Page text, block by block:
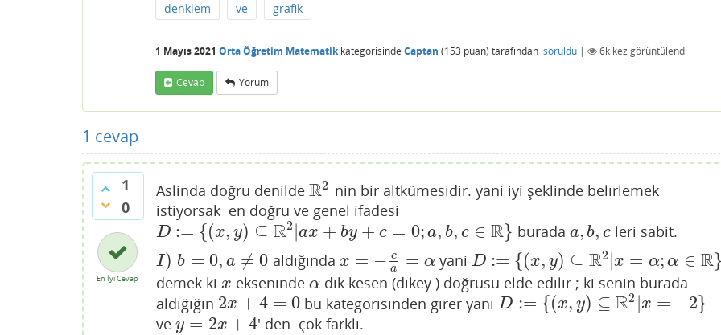
denklem ve grafik
1 Mayıs 2021 Orta Öğretim Matematikkategorisinde Captan (153 puan) tarafından soruldu | 6k kez görüntülendi
Cevap Yorum
1 cevap
1
0
En İyi Cevap
Aslinda doğru denilde R2
R2 nin bir altkümesidir. yani iyi şeklinde belırlemek
istiyorsak en doğru ve genel ifadesi
D := {(x, y) ⊆ R2 |ax + by + c = 0; a, b, c ∈ R}
D:={(x y )⊆R 2|a x+ by+ c=0 a,b,c∈R } burada a, b, c
a,b,c leri sabit.
I) b = 0, a ≠ 0
I) b = 0,a ≠0 aldığında x = − c
a
= α
x= −c a=α yani D := {(x, y) ⊆ R2 |x = α; α ∈ R}
D:={(x y )⊆R 2|x =α ;α∈ R}
demek ki x
x eksenınde α
α dık kesen (dıkey ) doğrusu elde edılır ; ki senin burada
aldığığın 2x + 4 = 0
2x+ 4= 0 bu kategorısınden gırer yaniD := {(x, y) ⊆ R2 x = −2}
D:={(x y )⊆R 2|x =− 2}
ve y = 2x + 4
y=2x +4 ' den çok farklı.